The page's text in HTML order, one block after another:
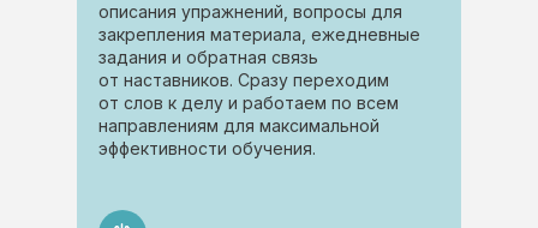
описания упражнений, вопросы для
закрепления материала, ежедневные
задания и обратная связь
от наставников. Сразу переходим
от слов к делу и работаем по всем
направлениям для максимальной
эффективности обучения.